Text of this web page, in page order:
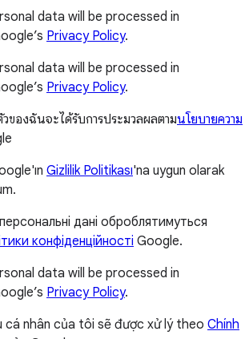
data will be processed in
Privacy Policy.
data will be processed in
Privacy Policy.
ของฉันจะได้รับการประมวลผลตามนโยบายความ
Gizlilik Politikası'na uygun olarak
дані оброблятимуться
конфіденційності Google.
data will be processed in
Privacy Policy.
cá nhân của tôi sẽ được xử lý theo Chính